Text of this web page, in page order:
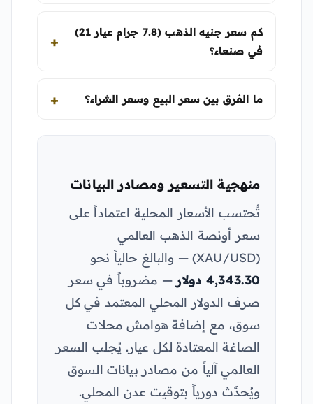
كم سعر جنيه الذهب (7.8 جرام عيار 21)
في صنعاء؟
ما الفرق بين سعر البيع وسعر الشراء؟
منهجية التسعير ومصادر البيانات
تُحتسب الأسعار المحلية اعتماداً على
سعر أونصة الذهب العالمي
(XAU/USD) — والبالغ حالياً نحو
4,343.30 دولار
— مضروباً في سعر
صرف الدولار المحلي المعتمد في كل
سوق، مع إضافة هوامش محلات
الصاغة المعتادة لكل عيار. يُجلب السعر
العالمي آلياً من مصادر بيانات السوق
ويُحدَّث دورياً بتوقيت عدن المحلي.